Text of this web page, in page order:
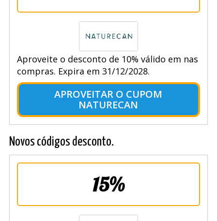
Aproveite o desconto de 10% válido em nas
compras. Expira em 31/12/2028.
APROVEITAR O CUPOM
NATURECAN
Novos códigos desconto.
15%